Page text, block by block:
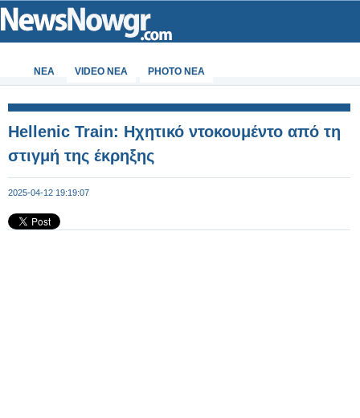
ΝΕΑ VIDEO NEA PHOTO NEA
Hellenic Train: Ηχητικό ντοκουμέντο από τη
στιγμή της έκρηξης
2025-04-12 19:19:07